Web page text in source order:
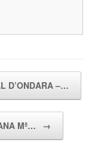
D’ONDARA –…
Mª… →